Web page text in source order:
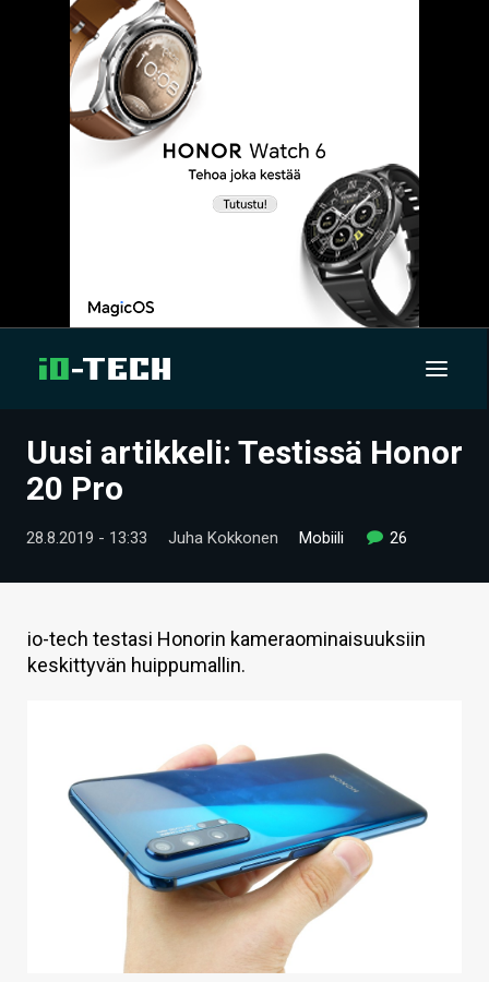
UUTISET
TIETOA
VAIHDA TEEMA
Uusi artikkeli: Testissä Honor
20 Pro
28.8.2019 - 13:33 Juha Kokkonen Mobiili 26
io-tech testasi Honorin kameraominaisuuksiin
keskittyvän huippumallin.